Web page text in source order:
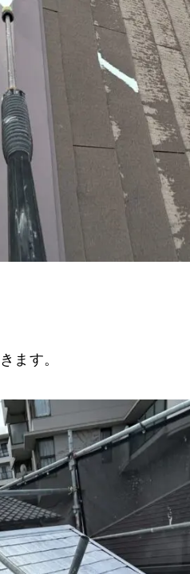
ます。